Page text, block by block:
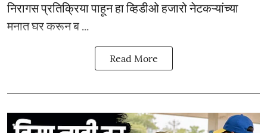
निरागस प्रतिक्रिया पाहून हा व्हिडीओ हजारो नेटकऱ्यांच्या
मनात घर करून ब ...
Read More